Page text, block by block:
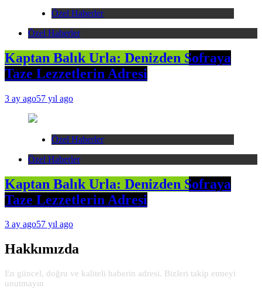
Özel Haberler
Özel Haberler
Kaptan Balık Urla: Denizden Sofraya
Taze Lezzetlerin Adresi
3 ay ago57 yıl ago
Özel Haberler
Özel Haberler
Kaptan Balık Urla: Denizden Sofraya
Taze Lezzetlerin Adresi
3 ay ago57 yıl ago
Hakkımızda
En güncel, doğru ve kaliteli haberin adresi. Bizleri takip etmeyi
unutmayın